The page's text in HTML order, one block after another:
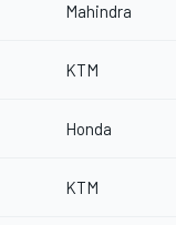
Mahindra
KTM
Honda
KTM